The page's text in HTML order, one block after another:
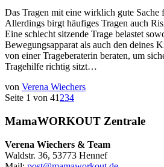
Das Tragen mit eine wirklich gute
Allerdings birgt häufiges Tragen auch
Eine schlecht sitzende Trage belastet
Bewegungsapparat als auch den deines
von einer Trageberaterin beraten, um
Tragehilfe richtig sitzt…
von Verena Wiechers
Seite 1 von 41 234
MamaWORKOUT Zentrale
Verena Wiechers & Team
Waldstr. 36, 53773 Hennef